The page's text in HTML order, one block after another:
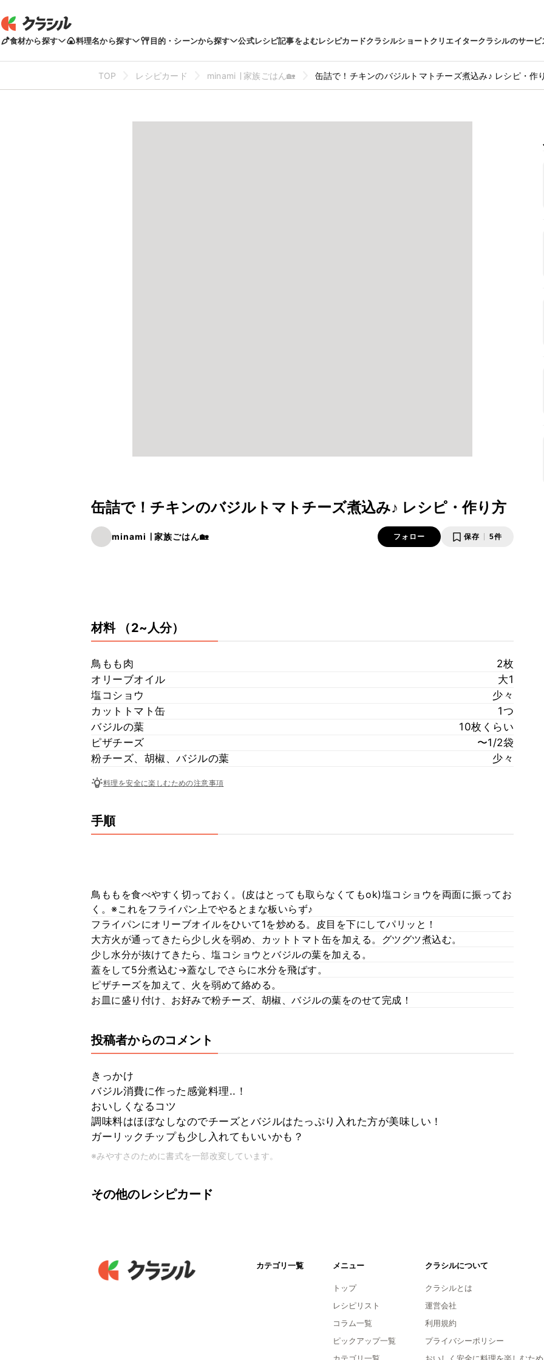
食材から探す 料理名から探す 目的・シーンから探す 公式レシピ記事をよむレシピカードクラシルショートクリエイタークラシルのサービ
TOP レシピカード minami ∣ 家族ごはん🏡 缶詰で！チキンのバジルトマトチーズ煮込み♪ レシピ・作
缶詰で！チキンのバジルトマトチーズ煮込み♪ レシピ・作り方
minami ∣ 家族ごはん🏡 フォロー 保存 5件
材料 （2~人分）
鳥もも肉
2枚
オリーブオイル
大1
塩コショウ
少々
カットトマト缶
1つ
バジルの葉
10枚くらい
ピザチーズ
〜1/2袋
粉チーズ、胡椒、バジルの葉
少々
料理を安全に楽しむための注意事項
手順
鳥ももを食べやすく切っておく。(皮はとっても取らなくてもok)塩コショウを両面に振ってお
く。※これをフライパン上でやるとまな板いらず♪
フライパンにオリーブオイルをひいて1を炒める。皮目を下にしてパリッと！
大方火が通ってきたら少し火を弱め、カットトマト缶を加える。グツグツ煮込む。
少し水分が抜けてきたら、塩コショウとバジルの葉を加える。
蓋をして5分煮込む→蓋なしでさらに水分を飛ばす。
ピザチーズを加えて、火を弱めて絡める。
お皿に盛り付け、お好みで粉チーズ、胡椒、バジルの葉をのせて完成！
投稿者からのコメント
きっかけ
バジル消費に作った感覚料理..！
おいしくなるコツ
調味料はほぼなしなのでチーズとバジルはたっぷり入れた方が美味しい！
ガーリックチップも少し入れてもいいかも？
※みやすさのために書式を一部改変しています。
その他のレシピカード
カテゴリ一覧 メニュー
トップ
レシピリスト
コラム一覧
ピックアップ一覧
クラシルについて
クラシルとは
運営会社
利用規約
プライバシーポリシー